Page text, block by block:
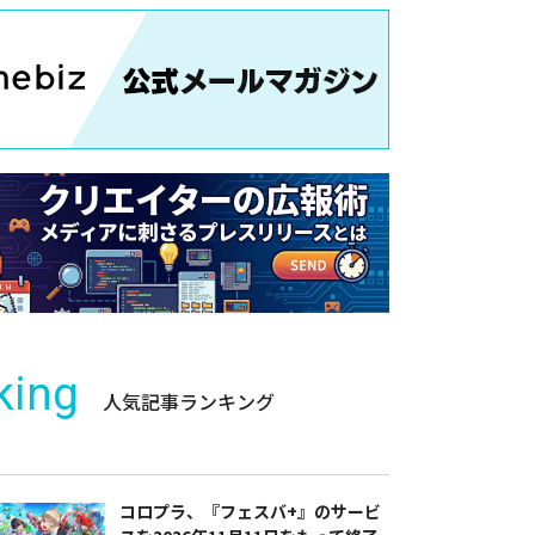
人気記事ランキング
コロプラ、『フェスバ+』のサービ